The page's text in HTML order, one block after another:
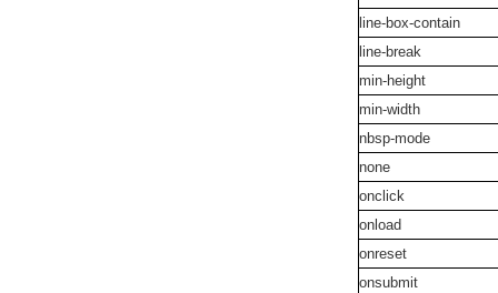
line-box-contain
line-break
min-height
min-width
nbsp-mode
none
onclick
onload
onreset
onsubmit